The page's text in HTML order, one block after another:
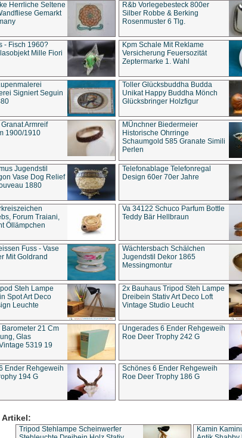
Herrliche Seltene
Gemarkt
R&b Vorlegebesteck 800er
Silber Robbe & Berking
Rosenmuster 6 Tlg.
- Fisch 1960?
Mille Fiori
Kpm Schale Mit Reklame
Versicherung Feuersozität
Zeptermarke 1. Wahl
Signiert Seguin
Toller Glücksbuddha Budda
Unikat Happy Buddha Mönch
Glücksbringer Holzfigur
Armreif
1900/1910
MÜnchner Biedermeier
Historische Ohrringe
Schaumgold 585 Granate Simili
Perlen
Jugendstil
Vase Dog Relief
1880
Telefonablage Telefonregal
Design 60er 70er Jahre
Forum Traiani,
Öllämpchen
Va 34122 Schuco Parfum Bottle
Teddy Bär Hellbraun
Fuss - Vase
Mit Goldrand
Wächtersbach Schälchen
Jugendstil Dekor 1865
Messingmontur
Steh Lampe
Spot Art Deco
Leuchte
2x Bauhaus Tripod Steh Lampe
Dreibein Stativ Art Deco Loft
Vintage Studio Leucht
21 Cm
Glas
5319 19
Ungerades 6 Ender Rehgeweih
Roe Deer Trophy 242 G
Ender Rehgeweih
194 G
Schönes 6 Ender Rehgeweih
Roe Deer Trophy 186 G
Artikel:
Tripod Stehlampe Scheinwerfer
Kamin